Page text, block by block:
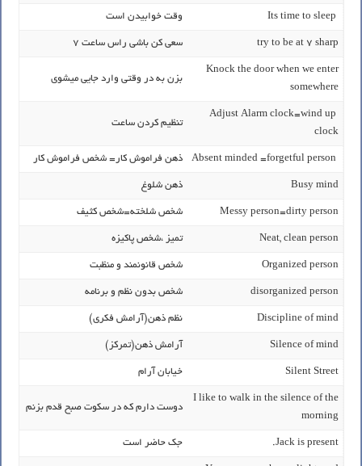
وقت خوابیدن است
try to be at 7 sharp سعی کن باشی راس ساعت 7
Knock the door when we enter
somewhere
بزن به در وقتی وارد جایی میشوی
Adjust Alarm clock=wind up
clock
تنظیم کردن ساعت
ذهن فراموش کار= شخص فراموش کار
Busy mind ذهن شلوغ
Messy person=dirty person شخص شلخته=شخص کثیف
Neat, clean person تمیز ،شخص پاکیزه
Organized person شخص قانونمند و منظبت
disorganized person شخص بدون نظم و برنامه
Discipline of mind نظم ذهن(آرامش فکری)
Silence of mind آرامش ذهن(تمرکز)
Silent Street خیابان آرام
I like to walk in the silence of the
morning
دوست دارم که در سکوت صبح قدم بزنم
Jack is present. جک حاضر است